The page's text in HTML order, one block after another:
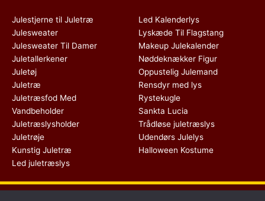
Julestjerne til Juletræ
Julesweater
Julesweater Til Damer
Juletallerkener
Juletøj
Juletræ
Juletræsfod Med
Vandbeholder
Juletræslysholder
Juletrøje
Kunstig Juletræ
Led juletræslys
Led Kalenderlys
Lyskæde Til Flagstang
Makeup Julekalender
Nøddeknækker Figur
Oppustelig Julemand
Rensdyr med lys
Rystekugle
Sankta Lucia
Trådløse juletræslys
Udendørs Julelys
Halloween Kostume